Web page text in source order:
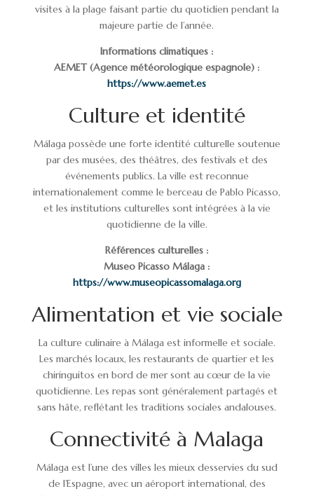
visites à la plage faisant partie du quotidien pendant la
majeure partie de l’année.
Informations climatiques :
AEMET (Agence météorologique espagnole) :
https://www.aemet.es
Culture et identité
Málaga possède une forte identité culturelle soutenue
par des musées, des théâtres, des festivals et des
événements publics. La ville est reconnue
internationalement comme le berceau de Pablo Picasso,
et les institutions culturelles sont intégrées à la vie
quotidienne de la ville.
Références culturelles :
Museo Picasso Málaga :
https://www.museopicassomalaga.org
Alimentation et vie sociale
La culture culinaire à Málaga est informelle et sociale.
Les marchés locaux, les restaurants de quartier et les
chiringuitos en bord de mer sont au cœur de la vie
quotidienne. Les repas sont généralement partagés et
sans hâte, reflétant les traditions sociales andalouses.
Connectivité à Malaga
Málaga est l’une des villes les mieux desservies du sud
de l’Espagne, avec un aéroport international, des